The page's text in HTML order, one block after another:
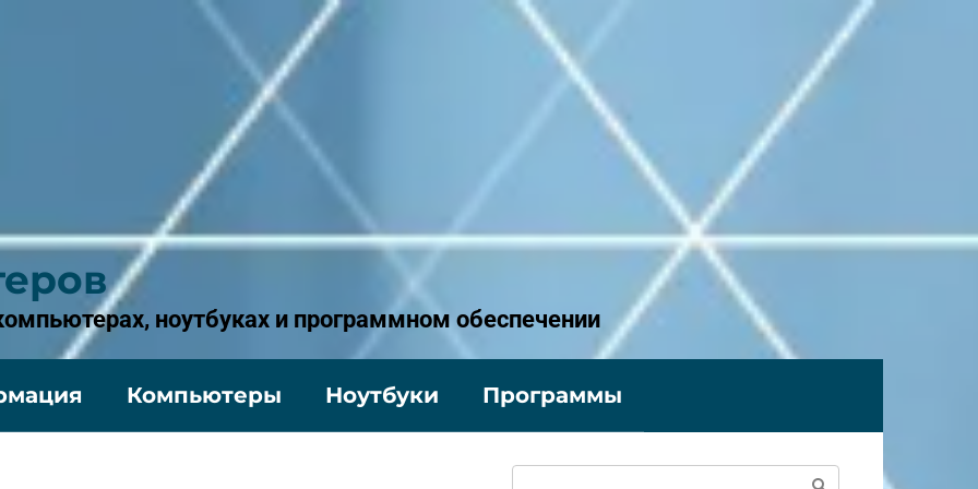
ноутбуках и программном обеспечении
Компьютеры Ноутбуки Программы